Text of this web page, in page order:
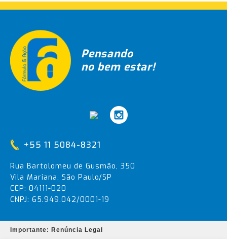
Pensando
no bem estar!
+55 11 5084-8321
Rua Bartolomeu de Gusmão, 350
Vila Mariana, São Paulo/SP
CEP: 04111-020
CNPJ: 65.949.042/0001-19
Importante: Renúncia Legal